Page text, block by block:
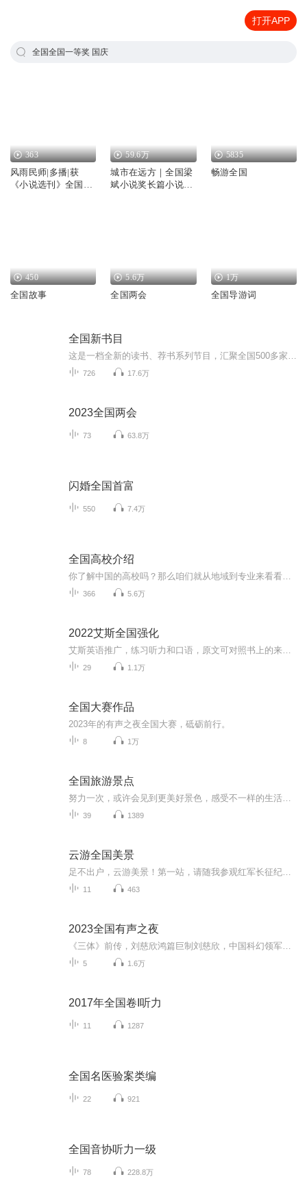
打开APP
全国全国一等奖 国庆
363
风雨民师|多播|获
《小说选刊》全国小
59.6万
城市在远方｜全国梁
斌小说奖长篇小说一
5835
畅游全国
450
全国故事
5.6万
全国两会
1万
全国导游词
全国新书目
726 17.6万
2023全国两会
73 63.8万
闪婚全国首富
550 7.4万
全国高校介绍
366 5.6万
2022艾斯全国强化
29 1.1万
全国大赛作品
2023年的有声之夜全国大赛，砥砺前行。
8 1万
全国旅游景点
39 1389
云游全国美景
11 463
2023全国有声之夜
5 1.6万
2017年全国卷I听力
11 1287
全国名医验案类编
22 921
全国音协听力一级
78 228.8万